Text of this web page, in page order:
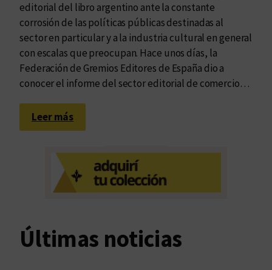
editorial del libro argentino ante la constante
corrosión de las políticas públicas destinadas al
sector en particular y a la industria cultural en general
con escalas que preocupan. Hace unos días, la
Federación de Gremios Editores de España dio a
conocer el informe del sector editorial de comercio…
Leer más:
L
a
í
d
Últimas noticias